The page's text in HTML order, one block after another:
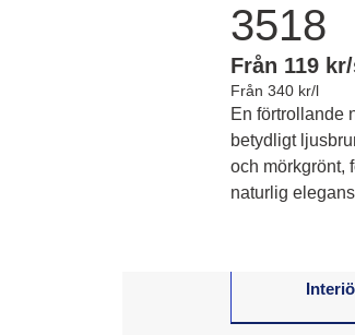
3518
Från 119
Från 340 kr/l
En förtrollande
betydligt
och mörkgrönt,
naturlig